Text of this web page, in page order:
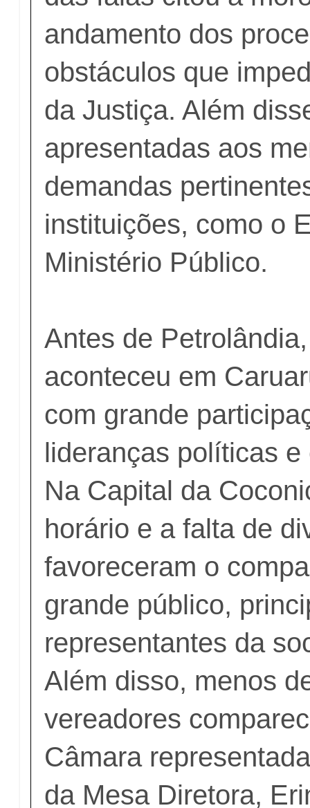
andamento dos
obstáculos que
da Justiça. Além
apresentadas aos
demandas
instituições, como o
Ministério Público.
Antes de
aconteceu em
com grande
lideranças políticas
Na Capital da
horário e a falta de
favoreceram o
grande público,
representantes da
Além disso, menos
vereadores
Câmara
da Mesa Diretora,